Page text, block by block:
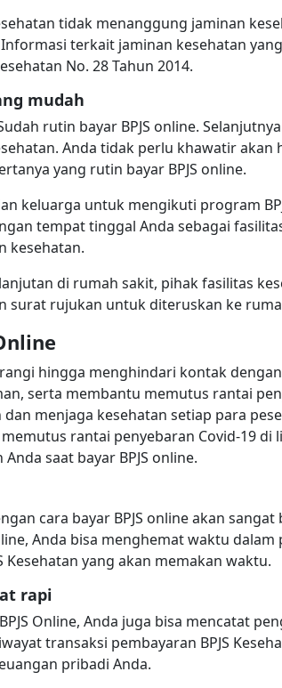
tidak menanggung jaminan
terkait jaminan kesehatan
No. 28 Tahun 2014.
mudah
rutin bayar BPJS online.
Anda tidak perlu khawatir akan
yang rutin bayar BPJS online.
keluarga untuk mengikuti program
tempat tinggal Anda sebagai
kesehatan.
di rumah sakit, pihak fasilitas
surat rujukan untuk diteruskan ke
hingga menghindari kontak
serta membantu memutus rantai
menjaga kesehatan setiap para
memutus rantai penyebaran Covid-19
saat bayar BPJS online.
cara bayar BPJS online akan
Anda bisa menghemat waktu
yang akan memakan waktu.
rapi
Online, Anda juga bisa mencatat
transaksi pembayaran BPJS
pribadi Anda.